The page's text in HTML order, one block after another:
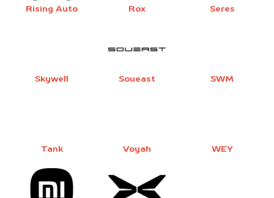
Rising Auto Rox Seres
Skywell Soueast SWM
Tank Voyah WEY